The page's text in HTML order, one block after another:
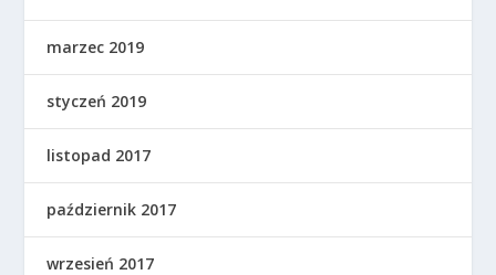
marzec 2019
styczeń 2019
listopad 2017
październik 2017
wrzesień 2017